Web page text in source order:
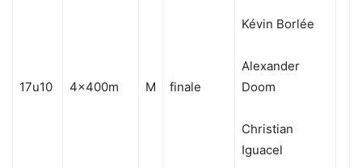
17u10 4x400m M finale
Kévin Borlée
Alexander
Doom
Christian
Iguacel